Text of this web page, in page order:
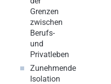
Grenzen
zwischen
Berufs-
und
Privatleben
Zunehmende
Isolation